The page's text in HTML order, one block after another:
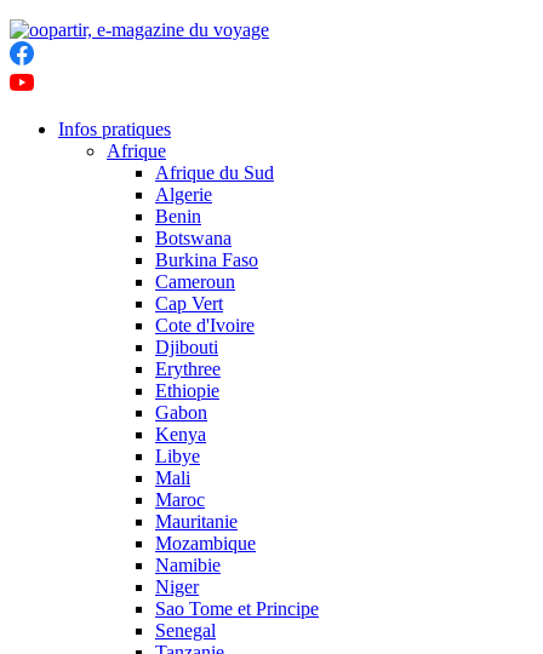
Infos pratiques
Afrique
Afrique du Sud
Algerie
Benin
Botswana
Burkina Faso
Cameroun
Cap Vert
Cote d'Ivoire
Djibouti
Erythree
Ethiopie
Gabon
Kenya
Libye
Mali
Maroc
Mauritanie
Mozambique
Namibie
Niger
Sao Tome et Principe
Senegal